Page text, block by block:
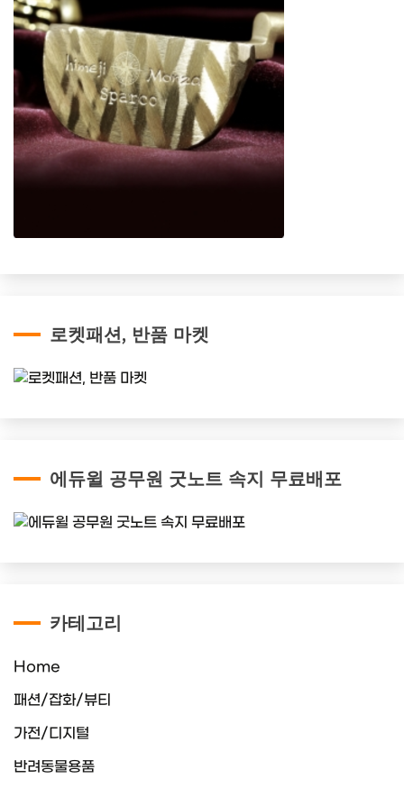
로켓패션, 반품 마켓
에듀윌 공무원 굿노트 속지 무료배포
카테고리
Home
패션/잡화/뷰티
가전/디지털
반려동물용품